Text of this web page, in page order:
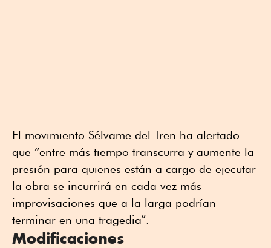
El movimiento Sélvame del Tren ha alertado
que “entre más tiempo transcurra y aumente la
presión para quienes están a cargo de ejecutar
la obra se incurrirá en cada vez más
improvisaciones que a la larga podrían
terminar en una tragedia”.
Modificaciones